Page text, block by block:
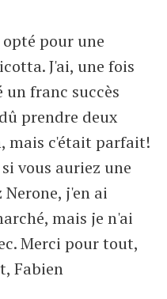
pour une
J'ai, une fois
franc succès
prendre deux
mais c'était parfait!
vous auriez une
j'en ai
mais je n'ai
Merci pour tout,
Fabien